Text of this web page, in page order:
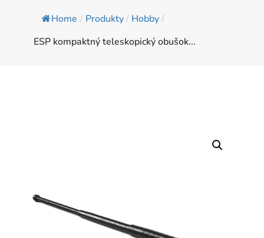
Home / Produkty/ Hobby/
ESP kompaktný teleskopický obušok...